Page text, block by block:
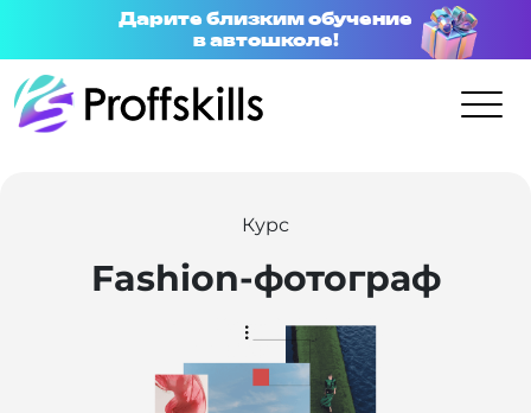
Дарите близким обучение
в автошколе!
Курс
Fashion-фотограф